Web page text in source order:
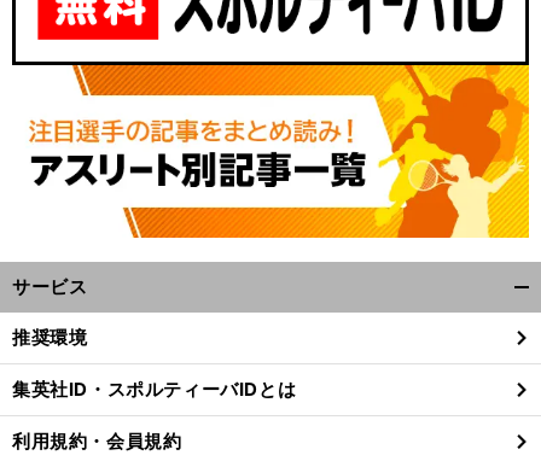
サービス
閉
る
推奨環境
集英社ID・スポルティーバIDとは
利用規約・会員規約